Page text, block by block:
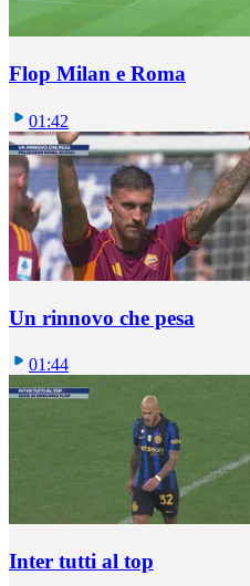
Flop Milan e Roma
01:42
Un rinnovo che pesa
01:44
Inter tutti al top